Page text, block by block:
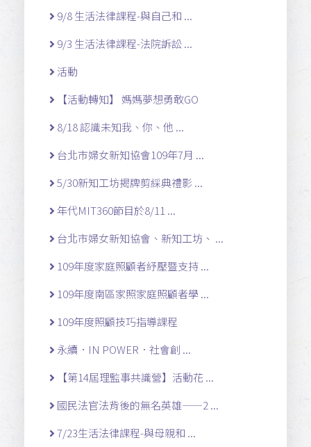
9/8 生活法律課程-與自己和 ...
9/3 生活法律課程-法院訴訟 ...
活動
【活動轉知】 媽媽夢想勇敢GO
8/18 認識未知我、你、他 ...
台北市婦女新知協會109年7月 ...
5/30新知工坊揭牌剪綵典禮影 ...
年代MIT360節目於8/11 ...
台北市婦女新知協會、新知工坊、 ...
109年度家庭照顧者紓壓暨支持 ...
109年度南區家照家庭照顧者學 ...
109年度照顧技巧指導課程
永續．IN POWER．社會創 ...
【第14屆理監事共識營】活動花 ...
國民法官法背後的無名英雄——2 ...
7/23生活法律課程-與母親和 ...